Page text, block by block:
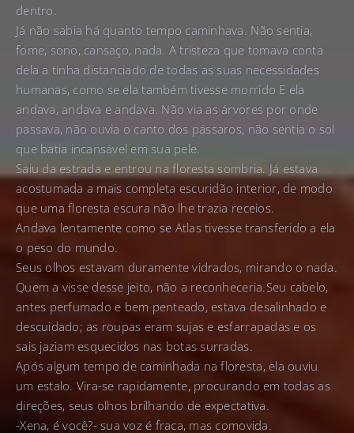
dentro.
Já não sabia há quanto tempo caminhava. Não sentia,
fome, sono, cansaço, nada. A tristeza que tomava conta
dela a tinha distanciado de todas as suas necessidades
humanas, como se ela também tivesse morrido E ela
andava, andava e andava. Não via as árvores por onde
passava, não ouvia o canto dos pássaros, não sentia o sol
que batia incansável em sua pele.
Saiu da estrada e entrou na floresta sombria. Já estava
acostumada a mais completa escuridão interior, de modo
que uma floresta escura não lhe trazia receios.
Andava lentamente como se Atlas tivesse transferido a ela
o peso do mundo.
Seus olhos estavam duramente vidrados, mirando o nada.
Quem a visse desse jeito, não a reconheceria.Seu cabelo,
antes perfumado e bem penteado, estava desalinhado e
descuidado; as roupas eram sujas e esfarrapadas e os
sais jaziam esquecidos nas botas surradas.
Após algum tempo de caminhada na floresta, ela ouviu
um estalo. Vira-se rapidamente, procurando em todas as
direções, seus olhos brilhando de expectativa.
-Xena, é você?- sua voz é fraca, mas comovida.